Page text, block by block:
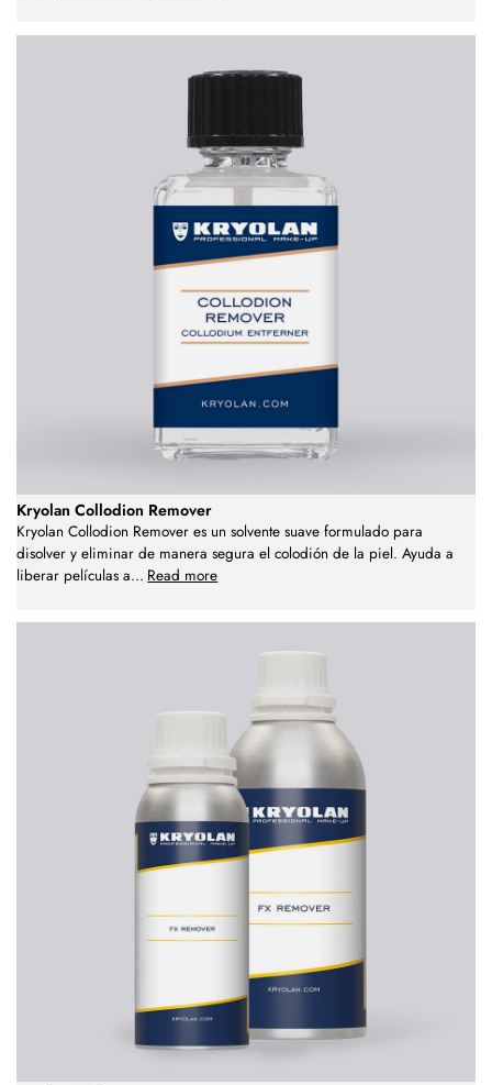
Kryolan Collodion Remover
Kryolan Collodion Remover es un solvente suave formulado para
disolver y eliminar de manera segura el colodión de la piel. Ayuda a
liberar películas a... Read more